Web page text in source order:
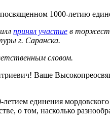
принял участие в
г. Саранска.
словом.
Ваше
единения
о том, насколько